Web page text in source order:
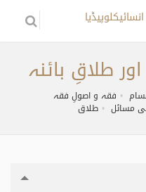
طلاقِ بائنہ
فقہ و اصولِ فقہ
مسائل
طلاق